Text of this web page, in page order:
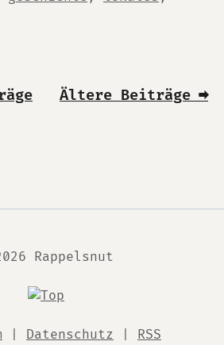
Ältere Beiträge ➡
Rappelsnut
Datenschutz RSS